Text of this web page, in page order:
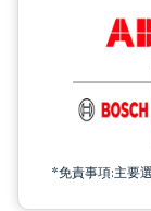
*免責事項:主要